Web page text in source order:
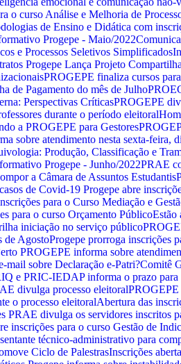
o curso Análise e Melhoria de
de Ensino e Didática com
Progepe - Maio/2022
e Processos Seletivos Simplificados
Progepe Lança Projeto
PROGEPE finaliza cursos
de Pagamento do mês de Julho
Perspectivas CríticasPROGEPE
durante o período eleitoral
a PROGEPE para Gestores
sobre atendimento nesta sexta-feira,
Produção, Classificação e
Progepe - Junho/2022PRAE
a Câmara de Assuntos Estudantis
de Covid-19 Progepe abre
para o Curso Mediação e
para o curso Orçamento PúblicoEstão
iniciação no serviço público
de AgostoProgepe prorroga inscrições
PROGEPE informa sobre
mail sobre Declaração e-Patri?Comitê
e PRIC-IEDAP informa o prazo para
divulga processo eleitoralPROGEPE
o processo eleitoralAbertura das
PRAE divulga os servidores inscritos
inscrições para o curso Gestão de
técnico-administrativo para
Ciclo de PalestrasInscrições